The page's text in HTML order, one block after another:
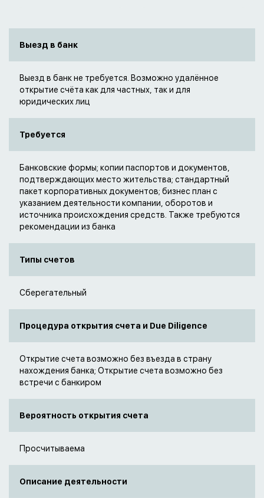
Выезд в банк
Выезд в банк не требуется. Возможно удалённое
открытие счёта как для частных, так и для
юридических лиц
Требуется
Банковские формы; копии паспортов и документов,
подтверждающих место жительства; стандартный
пакет корпоративных документов; бизнес план с
указанием деятельности компании, оборотов и
источника происхождения средств. Также требуются
рекомендации из банка
Типы счетов
Сберегательный
Процедура открытия счета и Due Diligence
Открытие счета возможно без въезда в страну
нахождения банка; Открытие счета возможно без
встречи с банкиром
Вероятность открытия счета
Просчитываема
Описание деятельности